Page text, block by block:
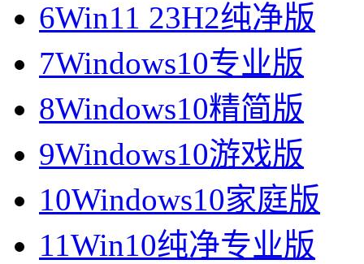
6Win11 23H2纯净版
7Windows10专业版
8Windows10精简版
9Windows10游戏版
10Windows10家庭版
11Win10纯净专业版